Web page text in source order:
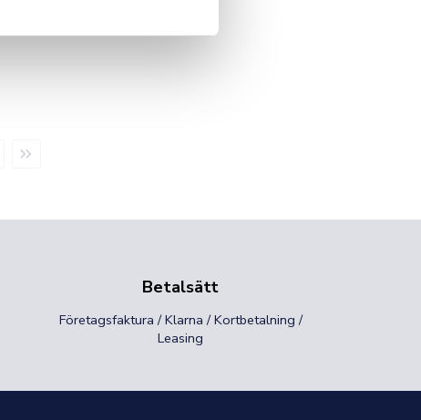
Sista
sidan
Betalsätt
Företagsfaktura / Klarna / Kortbetalning /
Leasing